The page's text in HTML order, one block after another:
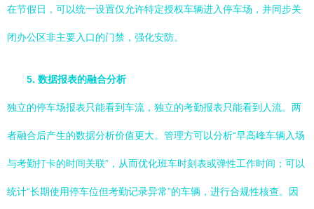
在节假日，可以统一设置仅允许特定授权车辆进入停车场，并同步关
闭办公区非主要入口的门禁，强化安防。
5. 数据报表的融合分析
独立的停车场报表只能看到车流，独立的考勤报表只能看到人流。两
者融合后产生的数据分析价值更大。管理方可以分析“早高峰车辆入场
与考勤打卡的时间关联”，从而优化班车时刻表或弹性工作时间；可以
统计“长期使用停车位但考勤记录异常”的车辆，进行合规性核查。因